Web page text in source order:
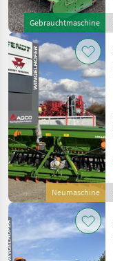
Gebrauchtmaschine
Neumaschine